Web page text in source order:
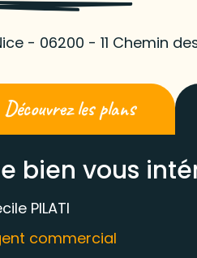
- 06200 - 11 Chemin
Découvrez les plans
bien vous
PILATI
commercial